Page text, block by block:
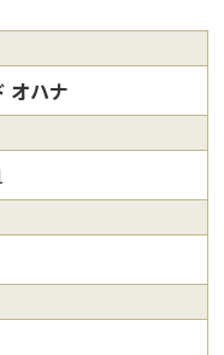
オハナ